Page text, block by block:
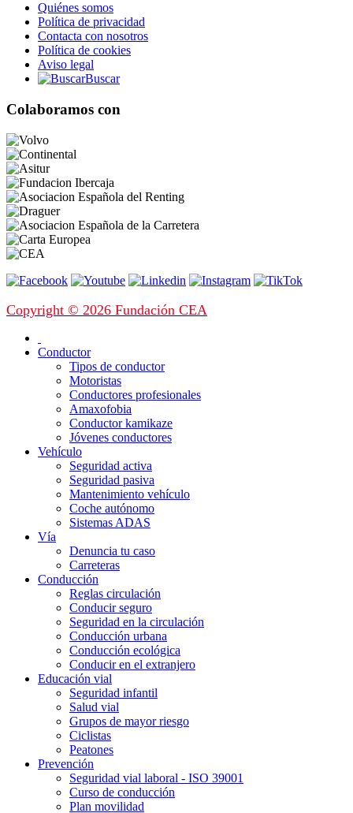
Quiénes somos
Política de privacidad
Contacta con nosotros
Política de cookies
Aviso legal
Buscar
Colaboramos con
Copyright © 2026 Fundación CEA
Conductor
Tipos de conductor
Motoristas
Conductores profesionales
Amaxofobia
Conductor kamikaze
Jóvenes conductores
Vehículo
Seguridad activa
Seguridad pasiva
Mantenimiento vehículo
Coche autónomo
Sistemas ADAS
Vía
Denuncia tu caso
Carreteras
Conducción
Reglas circulación
Conducir seguro
Seguridad en la circulación
Conducción urbana
Conducción ecológica
Conducir en el extranjero
Educación vial
Seguridad infantil
Salud vial
Grupos de mayor riesgo
Ciclistas
Peatones
Prevención
Seguridad vial laboral - ISO 39001
Curso de conducción
Plan movilidad